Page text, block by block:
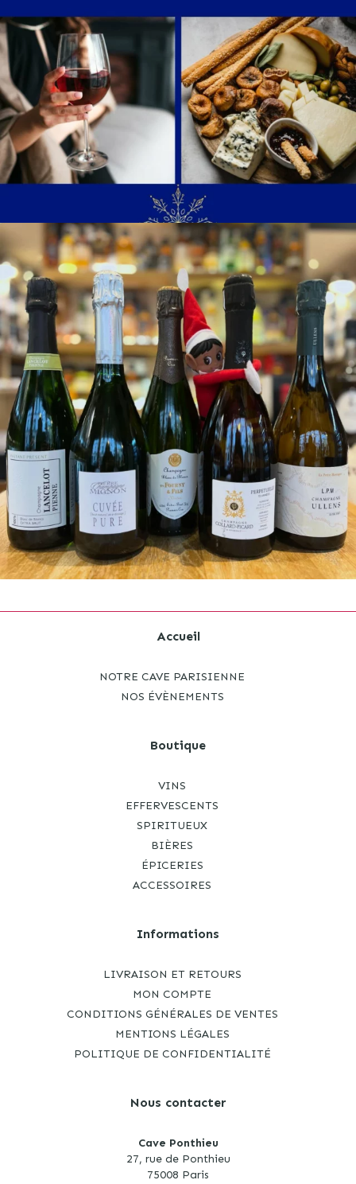
Accueil
NOTRE CAVE PARISIENNE
NOS ÉVÈNEMENTS
Boutique
VINS
EFFERVESCENTS
SPIRITUEUX
BIÈRES
ÉPICERIES
ACCESSOIRES
Informations
LIVRAISON ET RETOURS
MON COMPTE
CONDITIONS GÉNÉRALES DE VENTES
MENTIONS LÉGALES
POLITIQUE DE CONFIDENTIALITÉ
Nous contacter
Cave Ponthieu
27, rue de Ponthieu
75008 Paris